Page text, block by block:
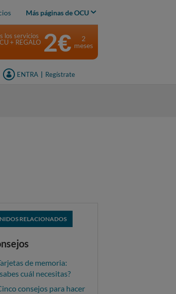
Más páginas de OCU
ENTRA Regístrate
los servicios
+ REGALO 2€
2
meses
RELACIONADOS
de memoria:
cuál necesitas?
consejos para hacer